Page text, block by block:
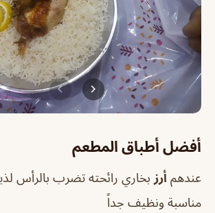
أفضل أطباق المطعم
عندهم أرز بخاري رائحته تضرب بالرأس
مناسبة ونظيف جداً